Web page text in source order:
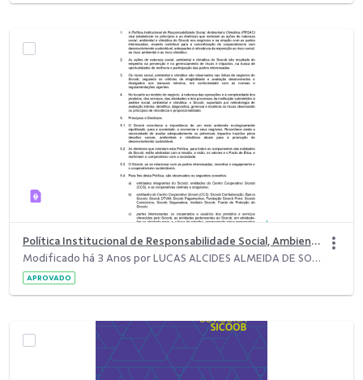
Política Institucional de Responsabilidade Social, Ambiental e Climática
Modificado há 3 Anos por LUCAS ALCIDES ALMEIDA DE SOUZA.
APROVADO